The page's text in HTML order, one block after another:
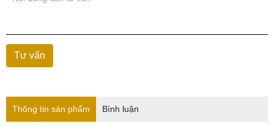
Thông tin sản phẩm Bình luận